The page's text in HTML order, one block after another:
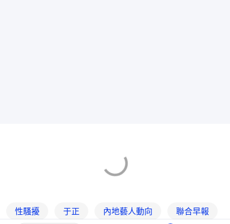
性騷擾 于正 內地藝人動向 聯合早報